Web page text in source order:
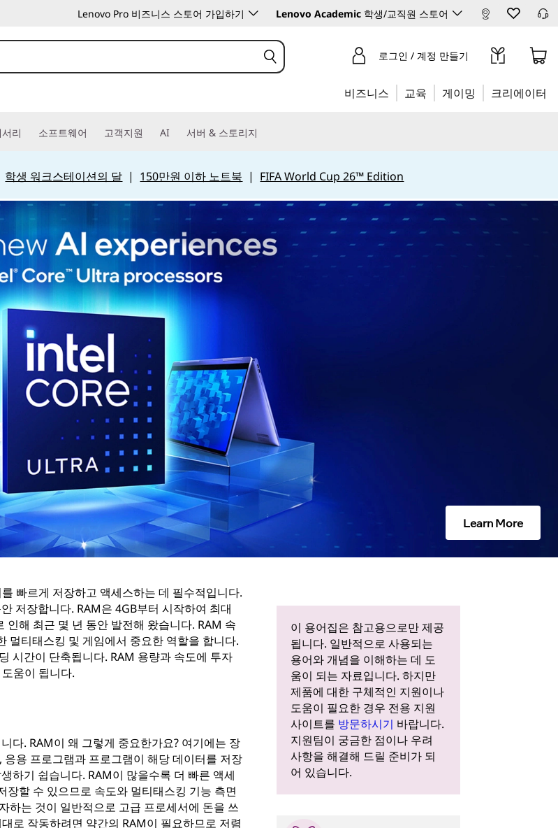
Lenovo Pro 비즈니스 스토어 가입하기 Lenovo Academic 학생/교직원 스토어
로그인 / 계정 만들기
비즈니스 교육 게이밍 크리에이터
리 소프트웨어 고객지원 AI 서버 & 스토리지
학생 워크스테이션의 달 | 150만원 이하 노트북 | FIFA World Cup 26™ Edition
Learn More
빠르게 저장하고 액세스하는 데 필수적입니다.
저장합니다. RAM은 4GB부터 시작하여 최대
해 최근 몇 년 동안 발전해 왔습니다. RAM 속
멀티태스킹 및 게임에서 중요한 역할을 합니다.
시간이 단축됩니다. RAM 용량과 속도에 투자
움이 됩니다.
다. RAM이 왜 그렇게 중요한가요? 여기에는 장
용 프로그램과 프로그램이 해당 데이터를 저장
하기 쉽습니다. RAM이 많을수록 더 빠른 액세
할 수 있으므로 속도와 멀티태스킹 기능 측면
하는 것이 일반적으로 고급 프로세서에 돈을 쓰
로 작동하려면 약간의 RAM이 필요하므로 저렴
이 용어집은 참고용으로만 제공
됩니다. 일반적으로 사용되는
용어와 개념을 이해하는 데 도
움이 되는 자료입니다. 하지만
제품에 대한 구체적인 지원이나
도움이 필요한 경우 전용 지원
사이트를 방문하시기 바랍니다.
지원팀이 궁금한 점이나 우려
사항을 해결해 드릴 준비가 되
어 있습니다.